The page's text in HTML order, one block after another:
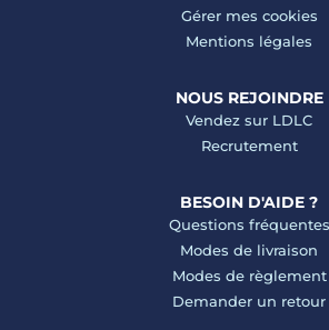
Gérer mes cookies
Mentions légales
NOUS REJOINDRE
Vendez sur LDLC
Recrutement
BESOIN D'AIDE ?
Questions fréquentes
Modes de livraison
Modes de règlement
Demander un retour